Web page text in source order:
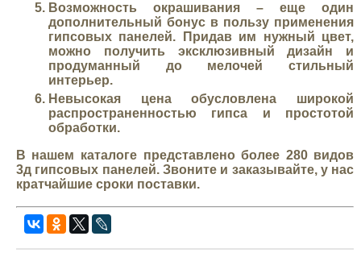
Возможность окрашивания – еще один
дополнительный бонус в пользу применения
гипсовых панелей. Придав им нужный цвет,
можно получить эксклюзивный дизайн и
продуманный до мелочей стильный
интерьер.
Невысокая ценаобусловлена широкой
распространенностью гипса и простотой
обработки.
В нашем каталоге представлено более 280 видов
3д гипсовых панелей. Звоните и заказывайте, у нас
кратчайшие сроки поставки.